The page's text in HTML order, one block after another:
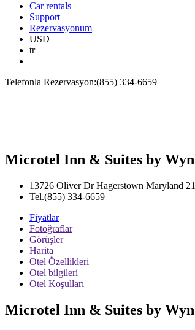
Car rentals
Support
Rezervasyonum
USD
tr
Telefonla Rezervasyon:(855) 334-6659
Microtel Inn & Suites by
13726 Oliver DrHagerstown Maryland
Tel.(855) 334-6659
Fiyatlar
Fotoğraflar
Görüşler
Harita
Otel Özellikleri
Otel bilgileri
Otel Koşulları
Microtel Inn & Suites by